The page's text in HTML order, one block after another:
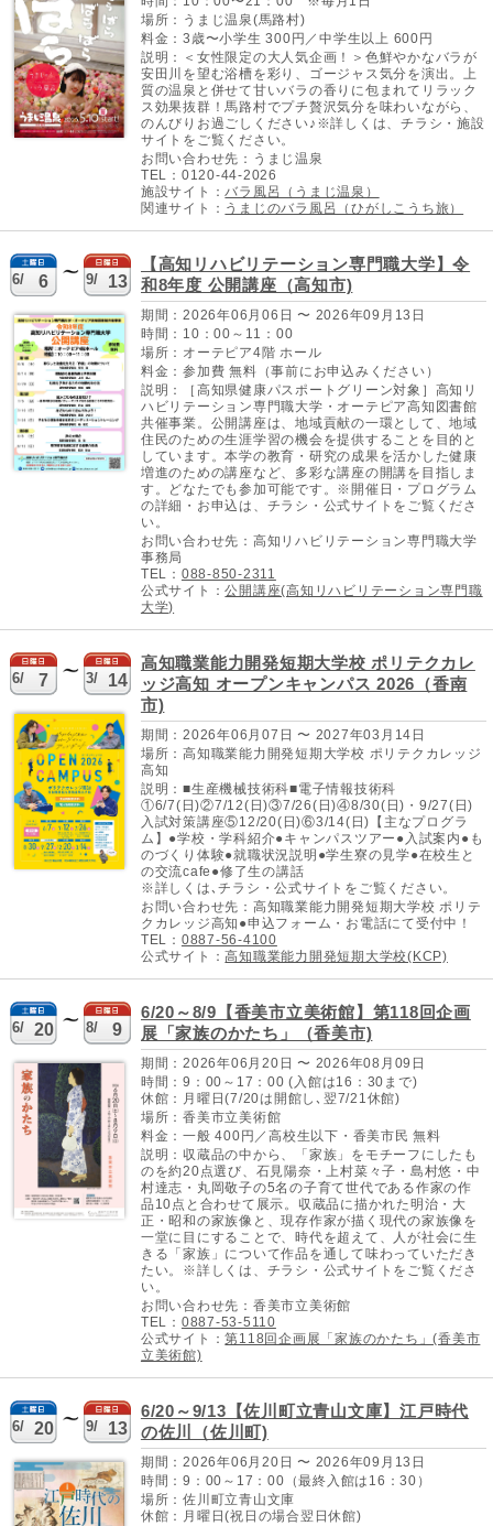
場所：うまじ温泉(馬路村)
料金：3歳〜小学生 300円／中学生以上 600円
説明：＜女性限定の大人気企画！＞色鮮やかなバラが
安田川を望む浴槽を彩り、ゴージャス気分を演出。上
質の温泉と併せて甘いバラの香りに包まれてリラック
ス効果抜群！馬路村でプチ贅沢気分を味わいながら、
のんびりお過ごしください♪※詳しくは、チラシ・施設
サイトをご覧ください。
お問い合わせ先：うまじ温泉
TEL： 0120-44-2026
施設サイト：バラ風呂（うまじ温泉）
関連サイト： うまじのバラ風呂（ひがしこうち旅）
6/ 6 9/ 13
【高知リハビリテーション専門職大学】令
和8年度 公開講座（高知市)
期間：2026年06月06日 〜 2026年09月13日
時間：10：00～11：00
場所：オーテピア4階 ホール
料金：参加費 無料（事前にお申込みください）
説明：［高知県健康パスポートグリーン対象］高知リ
ハビリテーション専門職大学・オーテピア高知図書館
共催事業。公開講座は、地域貢献の一環として、地域
住民のための生涯学習の機会を提供することを目的と
しています。本学の教育・研究の成果を活かした健康
増進のための講座など、多彩な講座の開講を目指しま
す。どなたでも参加可能です。※開催日・プログラム
の詳細・お申込は、チラシ・公式サイトをご覧くださ
い。
お問い合わせ先：高知リハビリテーション専門職大学
事務局
TEL： 088-850-2311
公式サイト：公開講座(高知リハビリテーション専門職
大学)
6/ 7 3/ 14
高知職業能力開発短期大学校 ポリテクカレ
ッジ高知 オープンキャンパス 2026（香南
市)
期間：2026年06月07日 〜 2027年03月14日
場所：高知職業能力開発短期大学校 ポリテクカレッジ
高知
説明：■生産機械技術科■電子情報技術科
①6/7(日)②7/12(日)③7/26(日)④8/30(日)・9/27(日)
入試対策講座⑤12/20(日)⑥3/14(日)【主なプログラ
ム】●学校・学科紹介●キャンパスツアー●入試案内●も
のづくり体験●就職状況説明●学生寮の見学●在校生と
の交流cafe●修了生の講話
※詳しくは､チラシ・公式サイトをご覧ください。
お問い合わせ先：高知職業能力開発短期大学校 ポリテ
クカレッジ高知●申込フォーム・お電話にて受付中！
TEL： 0887-56-4100
公式サイト：高知職業能力開発短期大学校(KCP)
6/ 20 8/ 9
6/20～8/9【香美市立美術館】第118回企画
展「家族のかたち」（香美市)
期間：2026年06月20日 〜 2026年08月09日
時間：9：00～17：00 (入館は16：30まで)
休館：月曜日(7/20は開館し､翌7/21休館)
場所：香美市立美術館
料金：一般 400円／高校生以下・香美市民 無料
説明：収蔵品の中から、「家族」をモチーフにしたも
のを約20点選び、石見陽奈・上村菜々子・島村悠・中
村達志・丸岡敬子の5名の子育て世代である作家の作
品10点と合わせて展示。収蔵品に描かれた明治・大
正・昭和の家族像と、現存作家が描く現代の家族像を
一堂に目にすることで、時代を超えて、人が社会に生
きる「家族」について作品を通して味わっていただき
たい。※詳しくは、チラシ・公式サイトをご覧くださ
い。
お問い合わせ先：香美市立美術館
TEL： 0887-53-5110
公式サイト：第118回企画展「家族のかたち」(香美市
立美術館)
6/ 20 9/ 13
6/20～9/13【佐川町立青山文庫】江戸時代
の佐川（佐川町)
期間：2026年06月20日 〜 2026年09月13日
時間：9：00～17：00（最終入館は16：30）
場所：佐川町立青山文庫
休館：月曜日(祝日の場合翌日休館)